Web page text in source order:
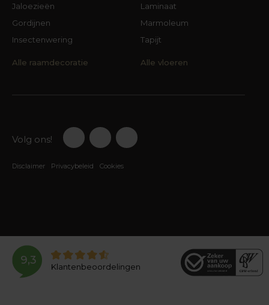
Jaloezieën
Gordijnen
Insectenwering
Alle raamdecoratie
Laminaat
Marmoleum
Tapijt
Alle vloeren
Volg ons!
Disclaimer Privacybeleid Cookies
9,3
Klantenbeoordelingen